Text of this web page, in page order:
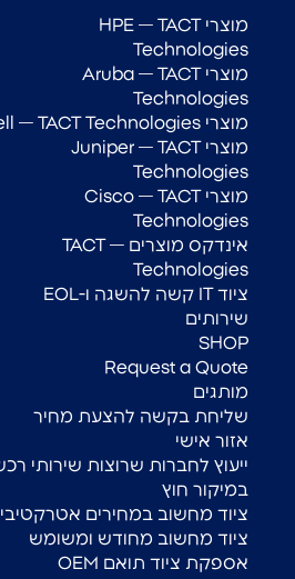
מוצרי HPE — TACT
Technologies
מוצרי Aruba — TACT
Technologies
מוצרי Dell — TACT Technologies
מוצרי Juniper — TACT
Technologies
מוצרי Cisco — TACT
Technologies
אינדקס מוצרים — TACT
Technologies
ציוד IT קשה להשגה ו-EOL
שירותים
SHOP
Request a Quote
מותגים
שליחת בקשה להצעת מחיר
אזור אישי
ייעוץ לחברות שרוצות שירותי
במיקור חוץ
ציוד מחשוב במחירים
ציוד מחשוב מחודש ומשומש
אספקת ציוד תואם OEM